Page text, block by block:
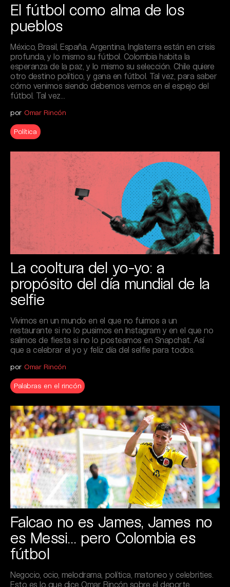
El fútbol como alma de los
pueblos
México, Brasil, España, Argentina, Inglaterra están en crisis
profunda, y lo mismo su fútbol. Colombia habita la
esperanza de la paz, y lo mismo su selección. Chile quiere
otro destino político, y gana en fútbol. Tal vez, para saber
cómo venimos siendo debemos vernos en el espejo del
fútbol. Tal vez…
por Omar Rincón
Política
La cooltura del yo-yo: a
propósito del día mundial de la
selfie
Vivimos en un mundo en el que no fuimos a un
restaurante si no lo pusimos en Instagram y en el que no
salimos de fiesta si no lo posteamos en Snapchat. Así
que a celebrar el yo y feliz día del selfie para todos.
por Omar Rincón
Palabras en el rincón
Falcao no es James, James no
es Messi… pero Colombia es
fútbol
Negocio, ocio, melodrama, política, matoneo y celebrities.
Esto es lo que dice Omar Rincón sobre el deporte